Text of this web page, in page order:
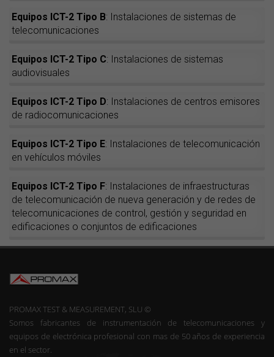
Equipos ICT-2 Tipo B: Instalaciones de sistemas de
telecomunicaciones
Equipos ICT-2 Tipo C: Instalaciones de sistemas
audiovisuales
Equipos ICT-2 Tipo D: Instalaciones de centros emisores
de radiocomunicaciones
Equipos ICT-2 Tipo E: Instalaciones de telecomunicación
en vehículos móviles
Equipos ICT-2 Tipo F: Instalaciones de infraestructuras
de telecomunicación de nueva generación y de redes de
telecomunicaciones de control, gestión y seguridad en
edificaciones o conjuntos de edificaciones
PROMAX TEST & MEASUREMENT, SLU ©
Somos fabricantes de instrumentación de telecomunicaciones y
equipos de electrónica profesional con mas de 50 años de experiencia
en el sector.